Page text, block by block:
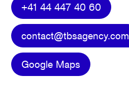
+41 44 447 40 60
contact@tbsagency.com
Google Maps